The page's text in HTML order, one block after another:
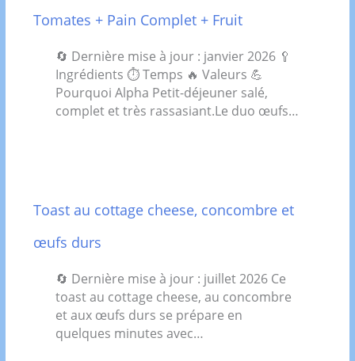
Tomates + Pain Complet + Fruit
🔄 Dernière mise à jour : janvier 2026 🥄
Ingrédients ⏱️ Temps 🔥 Valeurs 💪
Pourquoi Alpha Petit-déjeuner salé,
complet et très rassasiant.Le duo œufs…
Toast au cottage cheese, concombre et
œufs durs
🔄 Dernière mise à jour : juillet 2026 Ce
toast au cottage cheese, au concombre
et aux œufs durs se prépare en
quelques minutes avec…